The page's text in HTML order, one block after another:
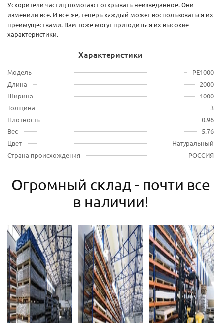
Ускорители частиц помогают открывать неизведанное. Они
изменили все. И все же, теперь каждый может воспользоваться их
преимуществами. Вам тоже могут пригодиться их высокие
характеристики.
Характеристики
Модель
PE1000
Длина
2000
Ширина
1000
Толщина
3
Плотность
0.96
Вес
5.76
Цвет
Натуральный
Страна происхождения
РОССИЯ
Огромный склад - почти все
в наличии!